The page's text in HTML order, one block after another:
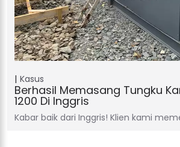
Kasus
Berhasil Memasang Tungku
1200 Di Inggris
Kabar baik dari Inggris! Klien kami